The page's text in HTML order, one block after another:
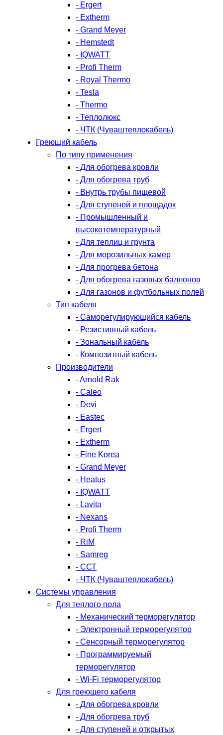
- Ergert
- Extherm
- Grand Meyer
- Hemstedt
- IQWATT
- Profi Therm
- Royal Thermo
- Tesla
- Thermo
- Теплолюкс
- ЧТК (Чуваштеплокабель)
Греющий кабель
По типу применения
- Для обогрева кровли
- Для обогрева труб
- Внутрь трубы пищевой
- Для ступеней и площадок
- Промышленный и
высокотемпературный
- Для теплиц и грунта
- Для морозильных камер
- Для прогрева бетона
- Для обогрева газовых баллонов
- Для газонов и футбольных полей
Тип кабеля
- Саморегулирующийся кабель
- Резистивный кабель
- Зональный кабель
- Композитный кабель
Производители
- Arnold Rak
- Caleo
- Devi
- Eastec
- Ergert
- Extherm
- Fine Korea
- Grand Meyer
- Heatus
- IQWATT
- Lavita
- Nexans
- Profi Therm
- RiM
- Samreg
- ССТ
- ЧТК (Чуваштеплокабель)
Системы управления
Для теплого пола
- Механический терморегулятор
- Электронный терморегулятор
- Сенсорный терморегулятор
- Программируемый
терморегулятор
- Wi-Fi терморегулятор
Для греющего кабеля
- Для обогрева кровли
- Для обогрева труб
- Для ступеней и открытых